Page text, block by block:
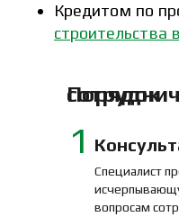
Кредитом по
строительства
Специалист
вопросам
1
Порядок